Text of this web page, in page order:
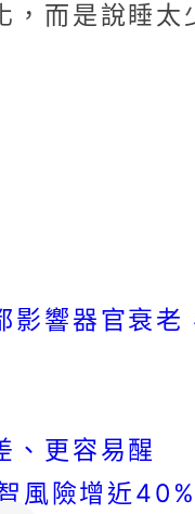
而是說睡
影響器官衰
、更容易醒
風險增近40%